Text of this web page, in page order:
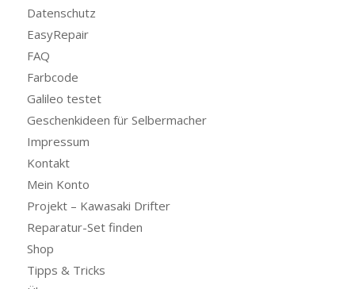
Datenschutz
EasyRepair
FAQ
Farbcode
Galileo testet
Geschenkideen für Selbermacher
Impressum
Kontakt
Mein Konto
Projekt – Kawasaki Drifter
Reparatur-Set finden
Shop
Tipps & Tricks